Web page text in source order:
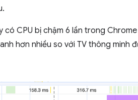
CPU bị chậm 6 lần trong
hơn nhiều so với TV thông minh